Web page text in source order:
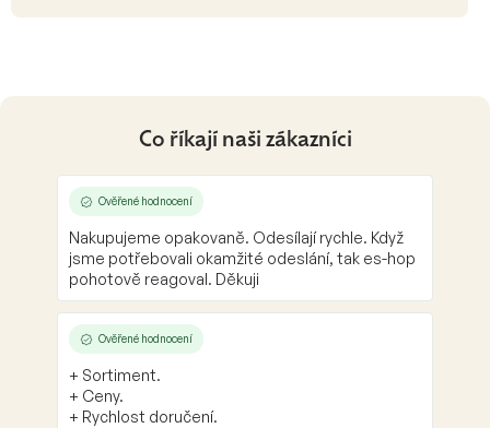
Co říkají naši zákazníci
Ověřené hodnocení
Nakupujeme opakovaně. Odesílají rychle. Když
jsme potřebovali okamžité odeslání, tak es-hop
pohotově reagoval. Děkuji
Ověřené hodnocení
+ Sortiment.
+ Ceny.
+ Rychlost doručení.